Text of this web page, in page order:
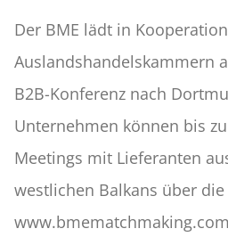
Der BME lädt in
Auslandshandelskammern
B2B-Konferenz nach
Unternehmen können bis
Meetings mit Lieferanten
westlichen Balkans über